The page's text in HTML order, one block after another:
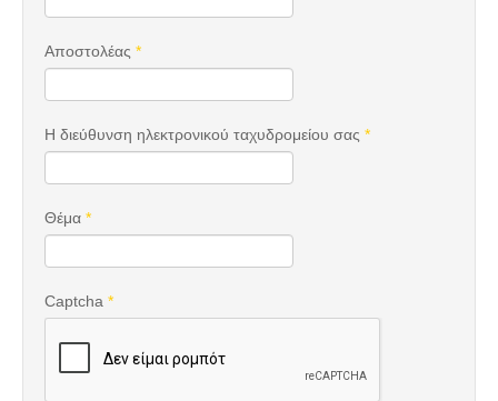
Αποστολέας *
Η διεύθυνση ηλεκτρονικού ταχυδρομείου σας *
Θέμα *
Captcha *